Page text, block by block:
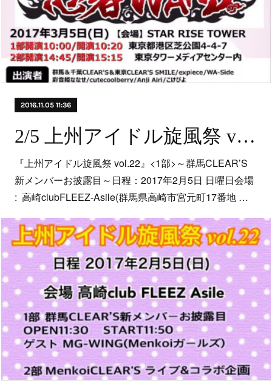
2016.11.05 11:36
2/5 上州アイドル旋風祭 vol.22
『上州アイドル旋風祭 vol.22』<1部>～群馬CLEAR’S
新メンバーお披露目～日程：2017年2月5日 日曜日会場
: 高崎clubFLEEZ-Asile(群馬県高崎市宮元町17番地 …